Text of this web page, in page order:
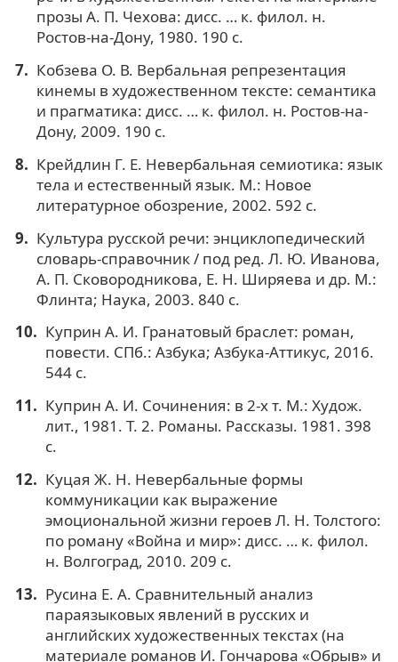
прозы А. П. Чехова: дисс. … к. филол. н.
Ростов-на-Дону, 1980. 190 с.
Кобзева О. В. Вербальная репрезентация
кинемы в художественном тексте: семантика
и прагматика: дисс. … к. филол. н. Ростов-на-
Дону, 2009. 190 с.
Крейдлин Г. Е. Невербальная семиотика: язык
тела и естественный язык. М.: Новое
литературное обозрение, 2002. 592 с.
Культура русской речи: энциклопедический
словарь-справочник / под ред. Л. Ю. Иванова,
А. П. Сковородникова, Е. Н. Ширяева и др. М.:
Флинта; Наука, 2003. 840 с.
Куприн А. И. Гранатовый браслет: роман,
повести. СПб.: Азбука; Азбука-Аттикус, 2016.
544 с.
Куприн А. И. Сочинения: в 2-х т. М.: Худож.
лит., 1981. Т. 2. Романы. Рассказы. 1981. 398
с.
Куцая Ж. Н. Невербальные формы
коммуникации как выражение
эмоциональной жизни героев Л. Н. Толстого:
по роману «Война и мир»: дисс. … к. филол.
н. Волгоград, 2010. 209 с.
Русина Е. А. Сравнительный анализ
параязыковых явлений в русских и
английских художественных текстах (на
материале романов И. Гончарова «Обрыв» и